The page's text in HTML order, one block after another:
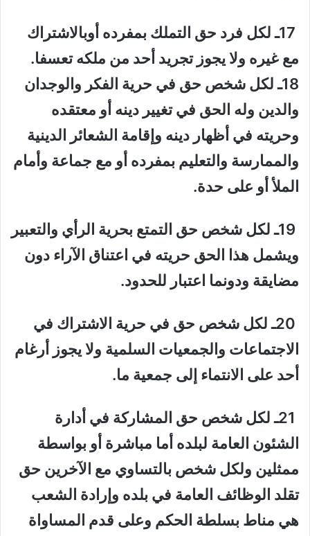
17ـ لكل فرد حق التملك بمفرده أوبالاشتراك
مع غيره ولا يجوز تجريد أحد من ملكه تعسفا.
18ـ لكل شخص حق في حرية الفكر والوجدان
والدين وله الحق في تغيير دينه أو معتقده
وحريته في أظهار دينه وإقامة الشعائر الدينية
والممارسة والتعليم بمفرده أو مع جماعة وأمام
الملأ أو على حدة.
19ـ لكل شخص حق التمتع بحرية الرأي والتعبير
ويشمل هذا الحق حريته في اعتناق الآراء دون
مضايقة ودونما اعتبار للحدود.
20ـ لكل شخص حق في حرية الاشتراك في
الاجتماعات والجمعيات السلمية ولا يجوز أرغام
أحد على الانتماء إلى جمعية ما.
21ـ لكل شخص حق المشاركة في أدارة
الشئون العامة لبلده أما مباشرة أو بواسطة
ممثلين ولكل شخص بالتساوي مع الآخرين حق
تقلد الوظائف العامة في بلده وإرادة الشعب
هي مناط بسلطة الحكم وعلى قدم المساواة